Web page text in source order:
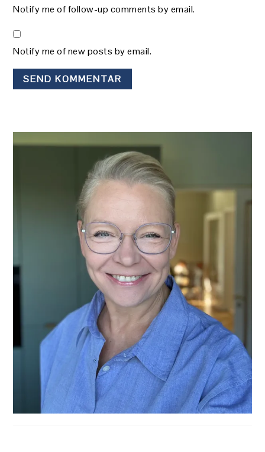
Notify me of follow-up comments by email.
Notify me of new posts by email.
PRIMÆR